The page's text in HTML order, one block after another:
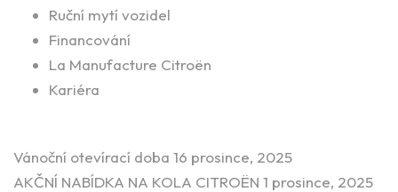
Ruční mytí vozidel
Financování
La Manufacture Citroën
Kariéra
Vánoční otevírací doba 16 prosince, 2025
AKČNÍ NABÍDKA NA KOLA CITROËN 1 prosince, 2025